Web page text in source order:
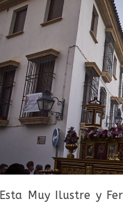
Esta Muy Ilustre y